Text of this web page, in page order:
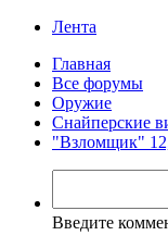
Лента
Главная
Все форумы
Оружие
Снайперские
"Взломщик"
Введите